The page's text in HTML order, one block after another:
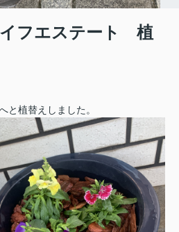
フエステート 植
と植替えしました。